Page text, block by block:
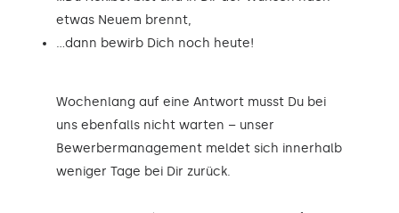
etwas Neuem brennt,
…dann bewirb Dich noch heute!
Wochenlang auf eine Antwort musst Du bei
uns ebenfalls nicht warten – unser
Bewerbermanagement meldet sich innerhalb
weniger Tage bei Dir zurück.